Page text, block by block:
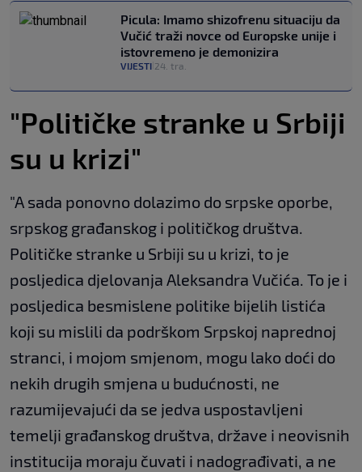
Picula: Imamo shizofrenu situaciju da
Vučić traži novce od Europske unije i
istovremeno je demonizira
VIJESTI 24. tra.
"Političke stranke u Srbiji
su u krizi"
"A sada ponovno dolazimo do srpske oporbe,
srpskog građanskog i političkog društva.
Političke stranke u Srbiji su u krizi, to je
posljedica djelovanja Aleksandra Vučića. To je i
posljedica besmislene politike bijelih listića
koji su mislili da podrškom Srpskoj naprednoj
stranci, i mojom smjenom, mogu lako doći do
nekih drugih smjena u budućnosti, ne
razumijevajući da se jedva uspostavljeni
temelji građanskog društva, države i neovisnih
institucija moraju čuvati i nadograđivati, a ne